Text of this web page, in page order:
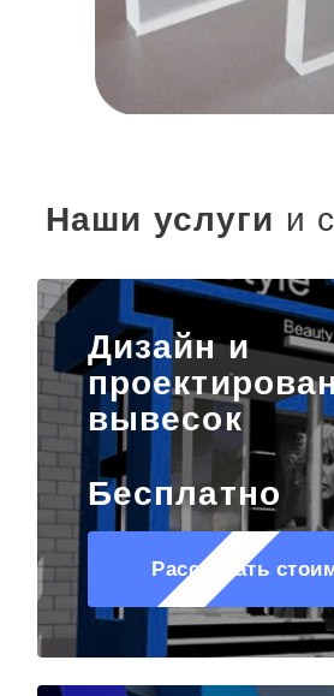
Наши услуги и
Дизайн и
вывесок
Бесплатно
Рассчитать